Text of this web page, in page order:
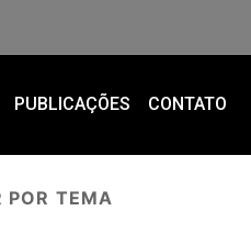
PUBLICAÇÕES CONTATO
POR TEMA